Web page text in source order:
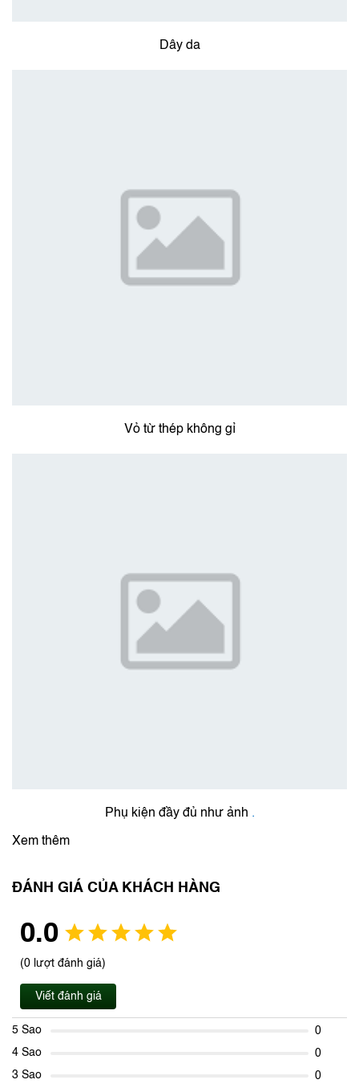
Dây da
Vỏ từ thép không gỉ
Phụ kiện đầy đủ như ảnh .
Xem thêm
ĐÁNH GIÁ CỦA KHÁCH HÀNG
0.0
(0 lượt đánh giá)
Viết đánh giá
5 Sao
0
4 Sao
0
3 Sao
0